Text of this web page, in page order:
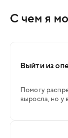
С чем я
Выйти из
Помогу
выросла, но у